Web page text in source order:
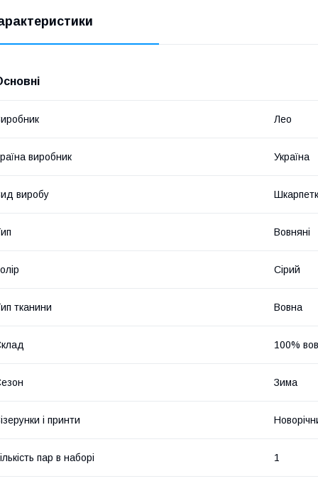
Лео
виробник Україна
виробу
Вовняні
Сірий
тканини Вовна
100%
Зима
і принти
пар в наборі 1